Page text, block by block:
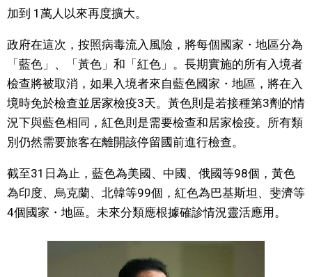
政治外交
社會
財經
科學技術
加到 1萬人以來再度擴大。
政府在這次，按照病毒流入風險，將每個國家・地區分為
「藍色」、「黃色」和「紅色」。長期實施的所有入境者
檢查將被取消，如果入境者來自藍色國家・地區，將在入
境時免於檢查並居家檢疫3天。黃色則是若接種第3劑的情
況下與藍色相同，紅色則是需要檢查和居家檢疫。所有類
別仍然需要旅客在離開該停留國前進行檢查。
截至31日為止，藍色為美國、中國、俄國等98個，黃色
為印度、烏克蘭、北韓等99個，紅色為巴基斯坦、斐濟等
4個國家・地區。未來分類應根據確診情況靈活應用。